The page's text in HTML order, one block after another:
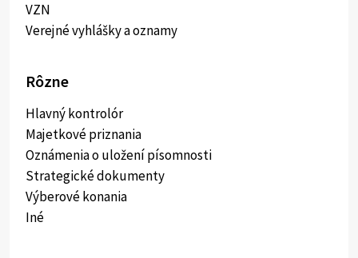
VZN
Verejné vyhlášky a oznamy
Rôzne
Hlavný kontrolór
Majetkové priznania
Oznámenia o uložení písomnosti
Strategické dokumenty
Výberové konania
Iné